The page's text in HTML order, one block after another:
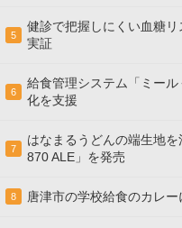
5
健診で把握しにくい血糖
実証
6
給食管理システム「ミー
化を支援
7
はなまるうどんの端生地
870 ALE」を発売
8 唐津市の学校給食のカレ